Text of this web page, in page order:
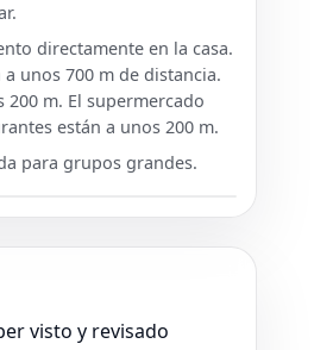
directamente en la casa.
unos 700 m de distancia.
200 m. El supermercado
están a unos 200 m.
para grupos grandes.
visto y revisado